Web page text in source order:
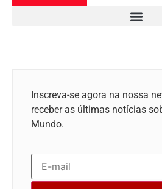
Inscreva-se agora na nossa
receber as últimas notícias
Mundo.